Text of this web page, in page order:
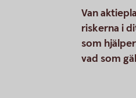
Van
riskerna i
som
vad som